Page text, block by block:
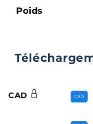
Poids
CAD